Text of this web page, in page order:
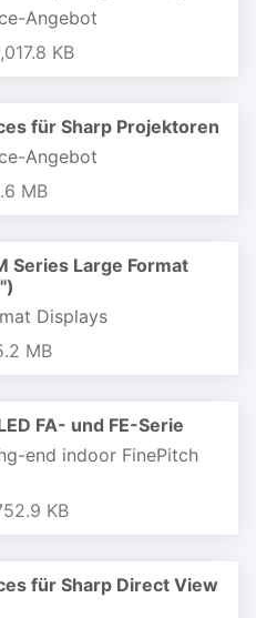
Angebot
KB
für Sharp Projektoren
Angebot
MB
Series Large Format
Displays
MB
FA- und FE-Serie
end indoor FinePitch
KB
für Sharp Direct View